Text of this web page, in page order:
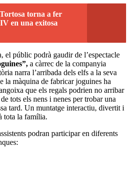
Tortosa torna a fer
en una exitosa
el públic podrà gaudir de l’espectacle
a càrrec de la companyia
narra l’arribada dels elfs a la seva
la màquina de fabricar joguines ha
que els regals podrien no arribar
tots els nens i nenes per trobar una
tard. Un muntatge interactiu, divertit i
tota la família.
podran participar en diferents